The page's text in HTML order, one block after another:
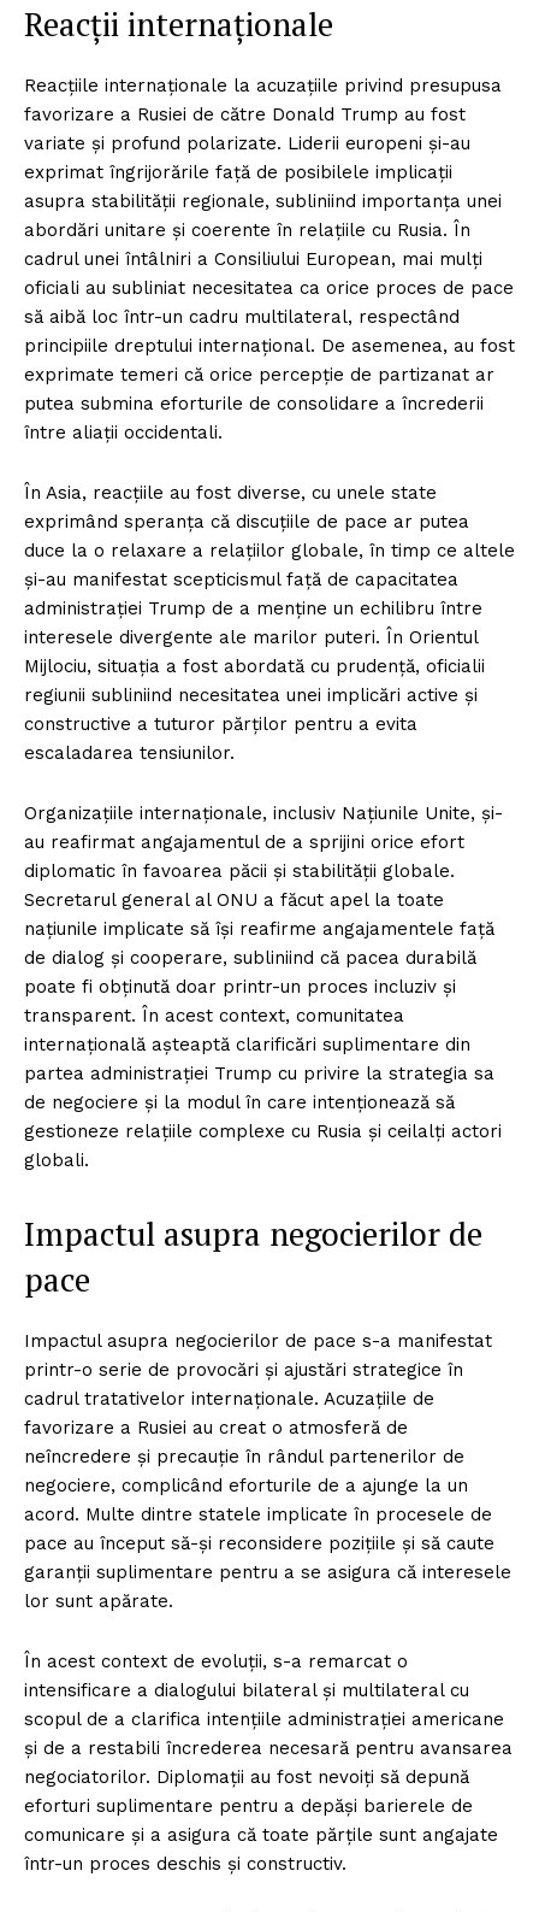
Reacții internaționale
Reacțiile internaționale la acuzațiile privind presupusa
favorizare a Rusiei de către Donald Trump au fost
variate și profund polarizate. Liderii europeni și-au
exprimat îngrijorările față de posibilele implicații
asupra stabilității regionale, subliniind importanța unei
abordări unitare și coerente în relațiile cu Rusia. În
cadrul unei întâlniri a Consiliului European, mai mulți
oficiali au subliniat necesitatea ca orice proces de pace
să aibă loc într-un cadru multilateral, respectând
principiile dreptului internațional. De asemenea, au fost
exprimate temeri că orice percepție de partizanat ar
putea submina eforturile de consolidare a încrederii
între aliații occidentali.
În Asia, reacțiile au fost diverse, cu unele state
exprimând speranța că discuțiile de pace ar putea
duce la o relaxare a relațiilor globale, în timp ce altele
și-au manifestat scepticismul față de capacitatea
administrației Trump de a menține un echilibru între
interesele divergente ale marilor puteri. În Orientul
Mijlociu, situația a fost abordată cu prudență, oficialii
regiunii subliniind necesitatea unei implicări active și
constructive a tuturor părților pentru a evita
escaladarea tensiunilor.
Organizațiile internaționale, inclusiv Națiunile Unite, și-
au reafirmat angajamentul de a sprijini orice efort
diplomatic în favoarea păcii și stabilității globale.
Secretarul general al ONU a făcut apel la toate
națiunile implicate să își reafirme angajamentele față
de dialog și cooperare, subliniind că pacea durabilă
poate fi obținută doar printr-un proces incluziv și
transparent. În acest context, comunitatea
internațională așteaptă clarificări suplimentare din
partea administrației Trump cu privire la strategia sa
de negociere și la modul în care intenționează să
gestioneze relațiile complexe cu Rusia și ceilalți actori
globali.
Impactul asupra negocierilor de
pace
Impactul asupra negocierilor de pace s-a manifestat
printr-o serie de provocări și ajustări strategice în
cadrul tratativelor internaționale. Acuzațiile de
favorizare a Rusiei au creat o atmosferă de
neîncredere și precauție în rândul partenerilor de
negociere, complicând eforturile de a ajunge la un
acord. Multe dintre statele implicate în procesele de
pace au început să-și reconsidere pozițiile și să caute
garanții suplimentare pentru a se asigura că interesele
lor sunt apărate.
În acest context de evoluții, s-a remarcat o
intensificare a dialogului bilateral și multilateral cu
scopul de a clarifica intențiile administrației americane
și de a restabili încrederea necesară pentru avansarea
negociatorilor. Diplomații au fost nevoiți să depună
eforturi suplimentare pentru a depăși barierele de
comunicare și a asigura că toate părțile sunt angajate
într-un proces deschis și constructiv.